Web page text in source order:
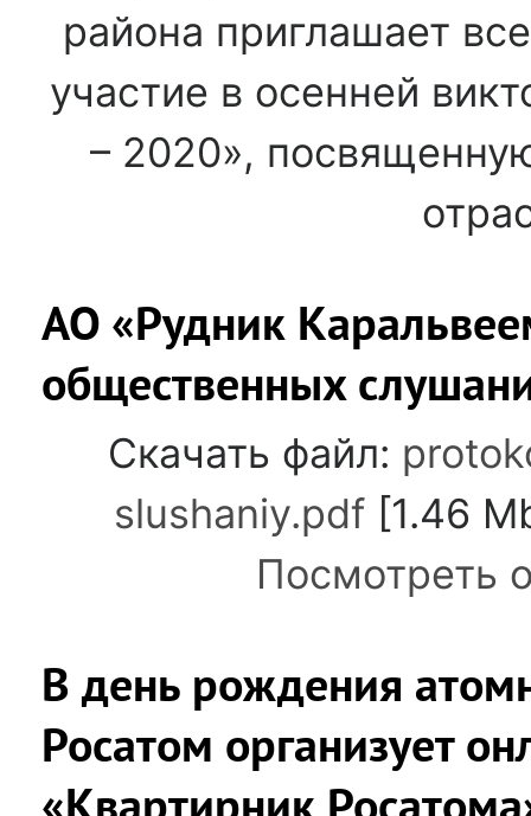
района приглашает
участие в осенней
– 2020»,
АО «Рудник
общественных
Скачать файл:
slushaniy.pdf[1.46
Посмотреть
В день рождения
Росатом организует